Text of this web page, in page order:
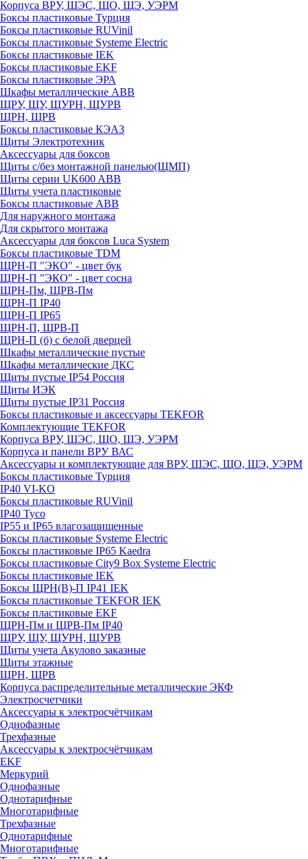
Корпуса ВРУ, ШЭС, ЩО, ЩЭ, УЭРМ
Боксы пластиковые Турция
Боксы пластиковые RUVinil
Боксы пластиковые Systeme Electric
Боксы пластиковые IEK
Боксы пластиковые EKF
Боксы пластиковые ЭРА
Шкафы металлические ABB
ЩРУ, ЩУ, ЩУРН, ЩУРВ
ЩРН, ЩРВ
Боксы пластиковые КЭАЗ
Щиты Электротехник
Аксессуары для боксов
Щиты с/без монтажной панелью(ЩМП)
Щиты серии UK600 ABB
Щиты учета пластиковые
Боксы пластиковые ABB
Для наружного монтажа
Для скрытого монтажа
Аксессуары для боксов Luca System
Боксы пластиковые TDM
ЩРН-П "ЭКО" - цвет бук
ЩРН-П "ЭКО" - цвет сосна
ЩРН-Пм, ЩРВ-Пм
ЩРН-П IP40
ЩРН-П IP65
ЩРН-П, ЩРВ-П
ЩРН-П (б) с белой дверцей
Шкафы металлические пустые
Шкафы металлические ДКС
Щиты пустые IP54 Россия
Щиты ИЭК
Щиты пустые IP31 Россия
Боксы пластиковые и аксессуары TEKFOR
Комплектующие TEKFOR
Корпуса ВРУ, ШЭС, ЩО, ЩЭ, УЭРМ
Корпуса и панели ВРУ ВАС
Аксессуары и комплектующие для ВРУ, ШЭС, ЩО, ЩЭ, УЭРМ
Боксы пластиковые Турция
IP40 VI-KO
Боксы пластиковые RUVinil
IP40 Тусо
IP55 и IP65 влагозащищенные
Боксы пластиковые Systeme Electric
Боксы пластиковые IP65 Kaedra
Боксы пластиковые City9 Box Systeme Electric
Боксы пластиковые IEK
Боксы ЩРН(В)-П IP41 IEK
Боксы пластиковые TEKFOR IEK
Боксы пластиковые EKF
ЩРН-Пм и ЩРВ-Пм IP40
ЩРУ, ЩУ, ЩУРН, ЩУРВ
Щиты учета Акулово заказные
Щиты этажные
ЩРН, ЩРВ
Корпуса распределительные металлические ЭКФ
Электросчетчики
Аксессуары к электросчётчикам
Однофазные
Трехфазные
Аксессуары к электросчётчикам
EKF
Меркурий
Однофазные
Однотарифные
Многотарифные
Трехфазные
Однотарифные
Многотарифные